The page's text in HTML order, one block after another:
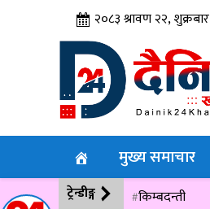
२०८३ श्रावण २२, शुक्रबार
मुख्य समाचार
ट्रेन्डीङ्ग किम्बदन्ती